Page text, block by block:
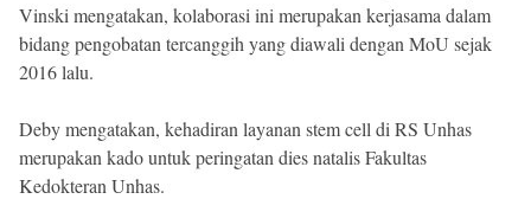
Vinski mengatakan, kolaborasi ini merupakan kerjasama dalam
bidang pengobatan tercanggih yang diawali dengan MoU sejak
2016 lalu.
Deby mengatakan, kehadiran layanan stem cell di RS Unhas
merupakan kado untuk peringatan dies natalis Fakultas
Kedokteran Unhas.